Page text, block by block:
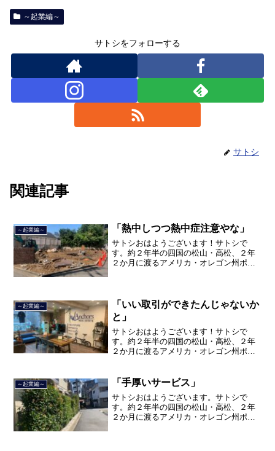
～起業編～
サトシをフォローする
サトシ
関連記事
～起業編～ 「熱中しつつ熱中症注意やな」
サトシおはようございます！サトシで
す。約２年半の四国の松山・高松、２年
２か月に渡るアメリカ・オレゴン州ポー
て、２０２１年３月９日より東...
～起業編～
「いい取引ができたんじゃないか
と」
サトシおはようございます！サトシで
す。約２年半の四国の松山・高松、２年
２か月に渡るアメリカ・オレゴン州ポー
間のサラリーマン人生に終止符を打っ
て、２０２１年３月９日より東...
～起業編～ 「手厚いサービス」
サトシおはようございます。サトシで
す。約２年半の四国の松山・高松、２年
２か月に渡るアメリカ・オレゴン州ポー